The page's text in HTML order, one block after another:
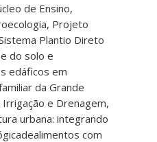
de Ensino,
Projeto
Plantio Direto
do solo e
edáficos em
da Grande
e Drenagem,
urbana: integrando
com